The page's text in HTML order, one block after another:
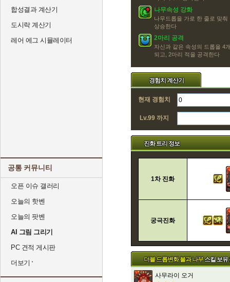
합성결과 계산기
도시락 계산기
레어 에그 시뮬레이터
공통 커뮤니티
오픈 이슈 갤러리
오늘의 핫벤
오늘의 팟벤
AI 그림 그리기
PC 견적 게시판
더보기
나무속성 강화
나무드롭을 가로 한 줄로 맞
상승한다
2마리 공격
자신과 같은 속성의 드롭을 4
되고, 2마리 적을 공격한다
경험치 계산기
현재 경험치
Lv.99 까지
진화 트리 정보
1차 진화
궁극진화
더블 드롭변화 불과 나무스킬 보유
사무라이 오거